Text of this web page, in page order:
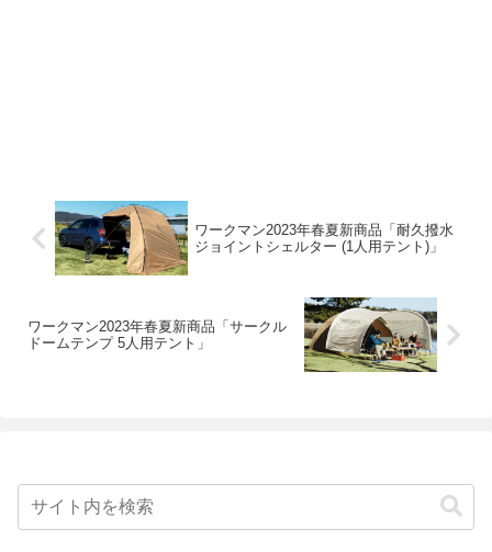
ワークマン2023年春夏新商品「耐久撥水
ジョイントシェルター (1人用テント)」
ワークマン2023年春夏新商品「サークル
ドームテンプ 5人用テント」